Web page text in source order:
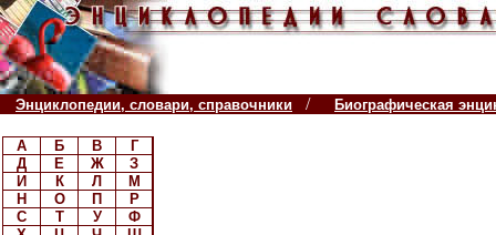
Энциклопедии, словари, справочники / Биографическая
А Б В
Г
Д
Е Ж
З
И
К Л
М
Н
О П
Р
С
Т У
Ф